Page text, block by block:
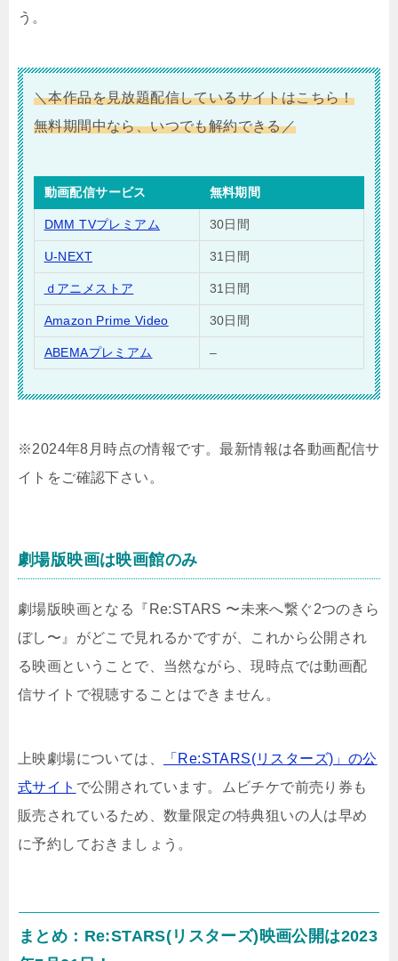
う。
＼本作品を見放題配信しているサイトはこちら！
無料期間中なら、いつでも解約できる／
動画配信サービス 無料期間
DMM TVプレミアム 30日間
U-NEXT 31日間
ｄアニメストア 31日間
Amazon Prime Video 30日間
ABEMAプレミアム –
※2024年8月時点の情報です。最新情報は各動画配信サ
イトをご確認下さい。
劇場版映画は映画館のみ
劇場版映画となる『Re:STARS 〜未来へ繋ぐ2つのきら
ぼし〜』がどこで見れるかですが、これから公開され
る映画ということで、当然ながら、現時点では動画配
信サイトで視聴することはできません。
上映劇場については、
「Re:STARS(リスターズ)」の公
式サイト で公開されています。ムビチケで前売り券も
販売されているため、数量限定の特典狙いの人は早め
に予約しておきましょう。
まとめ：Re:STARS(リスターズ)映画公開は2023